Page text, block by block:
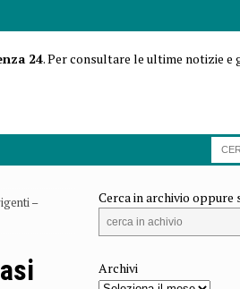
24. Per consultare le ultime notizie e
–
Cerca in archivio oppure
Archivi